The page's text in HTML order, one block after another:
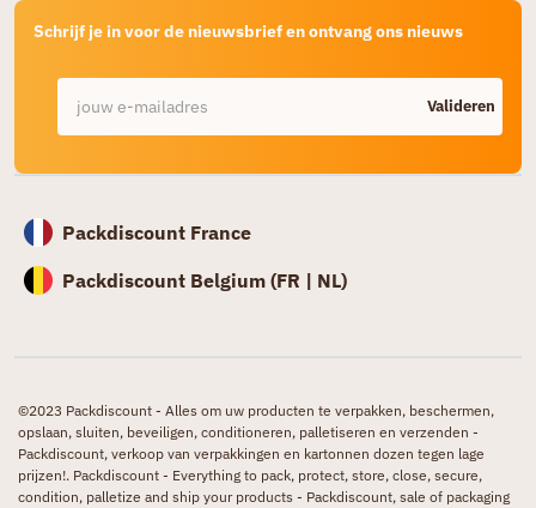
Schrijf je in voor de nieuwsbrief en ontvang ons nieuws
Valideren
Packdiscount France
Packdiscount Belgium (FR | NL)
©2023 Packdiscount - Alles om uw producten te verpakken, beschermen,
opslaan, sluiten, beveiligen, conditioneren, palletiseren en verzenden -
Packdiscount, verkoop van verpakkingen en kartonnen dozen tegen lage
prijzen!. Packdiscount - Everything to pack, protect, store, close, secure,
condition, palletize and ship your products - Packdiscount, sale of packaging